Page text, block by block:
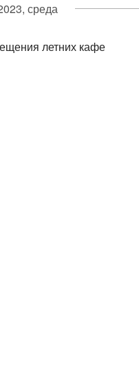
среда
летних кафе